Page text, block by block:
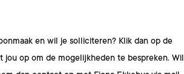
en wil je solliciteren? Klik dan op de
jou op om de mogelijkheden te bespreken. Wil